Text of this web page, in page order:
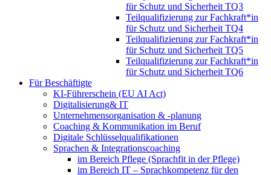
für Schutz und Sicherheit TQ3
Teilqualifizierung zur Fachkraft*in
für Schutz und Sicherheit TQ4
Teilqualifizierung zur Fachkraft*in
für Schutz und Sicherheit TQ5
Teilqualifizierung zur Fachkraft*in
für Schutz und Sicherheit TQ6
Für Beschäftigte
KI-Führerschein (EU AI Act)
Digitalisierung& IT
Unternehmensorganisation & ‑planung
Coaching & Kommunikation im Beruf
Digitale Schlüsselqualifikationen
Sprachen & Integrationscoaching
im Bereich Pflege (Sprachfit in der Pflege)
im Bereich IT – Sprachkompetenz für den